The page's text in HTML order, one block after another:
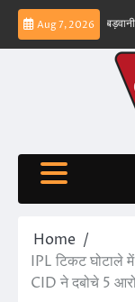
Skip
content
Aug 7, 2026
– ईरान बड़वानी सांसद का
Home
IPL टिकट घोटाले में
CID ने दबोचे 5